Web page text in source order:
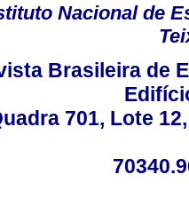
Nacional de
Brasileira de
701, Lote